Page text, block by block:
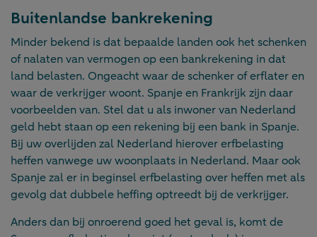
Buitenlandse bankrekening
Minder bekend is dat bepaalde landen ook het schenken
of nalaten van vermogen op een bankrekening in dat
land belasten. Ongeacht waar de schenker of erflater en
waar de verkrijger woont. Spanje en Frankrijk zijn daar
voorbeelden van. Stel dat u als inwoner van Nederland
geld hebt staan op een rekening bij een bank in Spanje.
Bij uw overlijden zal Nederland hierover erfbelasting
heffen vanwege uw woonplaats in Nederland. Maar ook
Spanje zal er in beginsel erfbelasting over heffen met als
gevolg dat dubbele heffing optreedt bij de verkrijger.
Anders dan bij onroerend goed het geval is, komt de